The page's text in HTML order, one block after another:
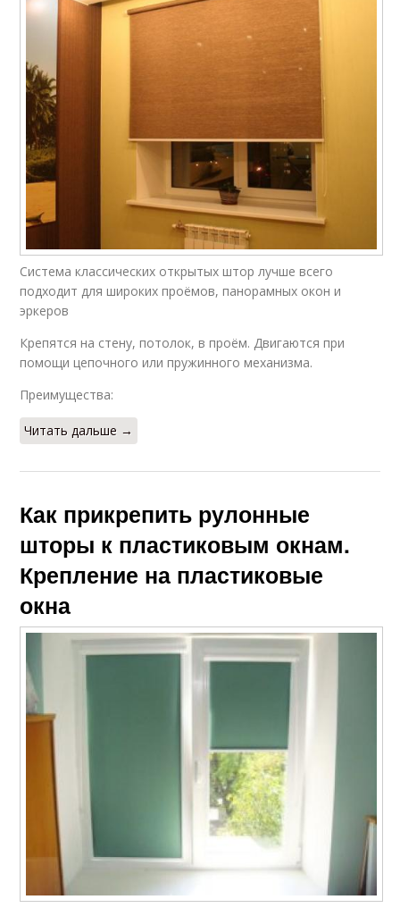
Система классических открытых штор лучше всего
подходит для широких проёмов, панорамных окон и
эркеров
Крепятся на стену, потолок, в проём. Двигаются при
помощи цепочного или пружинного механизма.
Преимущества:
Читать дальше →
Как прикрепить рулонные
шторы к пластиковым окнам.
Крепление на пластиковые
окна